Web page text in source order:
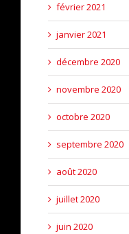
février 2021
janvier 2021
décembre 2020
novembre 2020
octobre 2020
septembre 2020
août 2020
juillet 2020
juin 2020